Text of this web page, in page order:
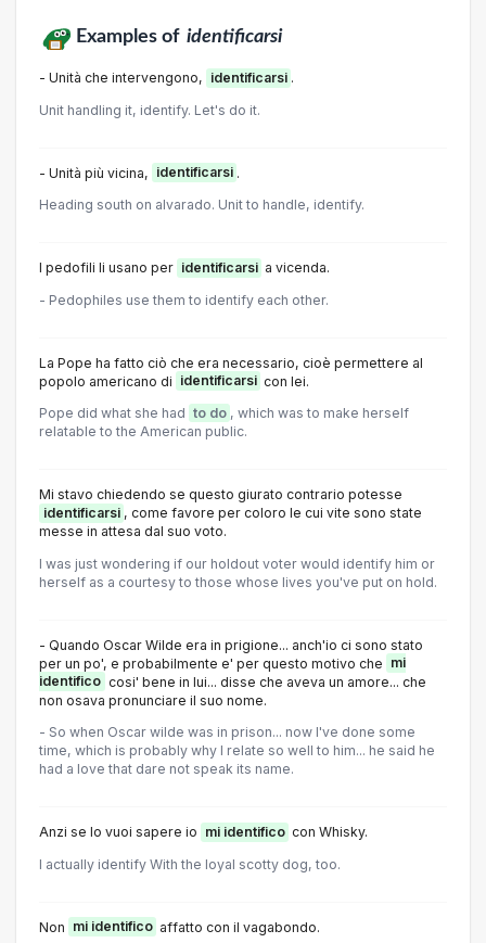
Examples of identificarsi
- Unità che intervengono, identificarsi .
Unit handling it, identify. Let's do it.
- Unità più vicina, identificarsi .
Heading south on alvarado. Unit to handle, identify.
I pedofili li usano per identificarsi a vicenda.
- Pedophiles use them to identify each other.
La Pope ha fatto ciò che era necessario, cioè permettere al
popolo americano di identificarsi con lei.
Pope did what she had to do , which was to make herself
relatable to the American public.
Mi stavo chiedendo se questo giurato contrario potesse
identificarsi , come favore per coloro le cui vite sono state
messe in attesa dal suo voto.
I was just wondering if our holdout voter would identify him or
herself as a courtesy to those whose lives you've put on hold.
- Quando Oscar Wilde era in prigione... anch'io ci sono stato
per un po', e probabilmente e' per questo motivo che mi
identifico cosi' bene in lui... disse che aveva un amore... che
non osava pronunciare il suo nome.
- So when Oscar wilde was in prison... now I've done some
time, which is probably why I relate so well to him... he said he
had a love that dare not speak its name.
Anzi se lo vuoi sapere io mi identifico con Whisky.
I actually identify With the loyal scotty dog, too.
Non mi identifico affatto con il vagabondo.